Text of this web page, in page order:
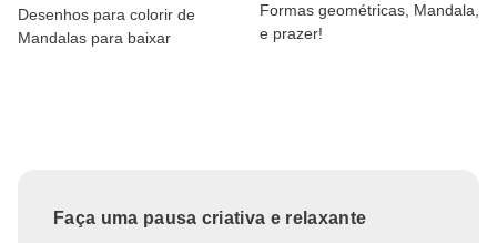
Desenhos para colorir de
Mandalas para baixar
Formas geométricas, Mandala,
e prazer!
Faça uma pausa criativa e relaxante